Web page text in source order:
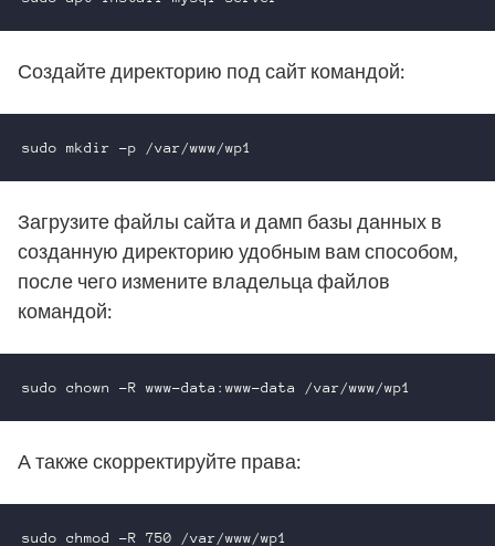
Создайте директорию под сайт командой:
sudo mkdir -p /var/www/wp1
Загрузите файлы сайта и дамп базы данных в
созданную директорию удобным вам способом,
после чего измените владельца файлов
командой:
sudo chown -R www-data:www-data /var/www/wp1
А также скорректируйте права:
sudo chmod -R 750 /var/www/wp1